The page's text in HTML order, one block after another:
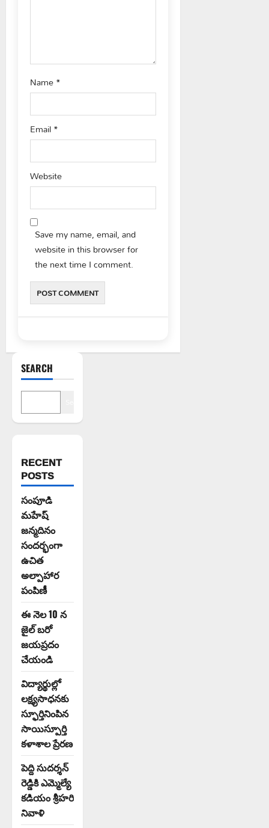
Name*
Email*
Website
Save my name, email, and
website in this browser for
the next time I comment.
SEARCH
RECENT
POSTS
సంపూడి
మహేష్
జన్మదినం
సందర్భంగా
ఉచిత
అల్పాహార
పంపిణీ
ఈ నెల 10 న
జైల్ బరో
జయప్రదం
చేయండి
విద్యార్థుల్లో
లక్ష్యసాధనకు
స్ఫూర్తినింపిన
సాయిస్పూర్తి
కళాశాల ప్రేరణ
పెద్ది సుదర్శన్
రెడ్డికి ఎమ్మెల్యే
కడియం శ్రీహరి
నివాళి